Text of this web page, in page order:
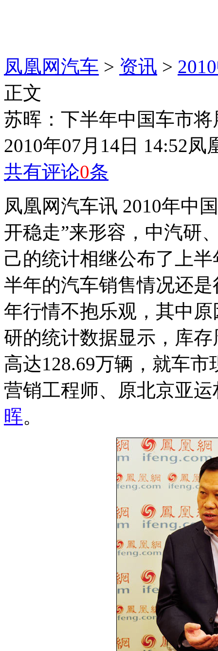
凤凰网汽车 > 资讯 >
正文
苏晖：下半年中国车市
2010年07月14日 14:52凤
共有评论0条
凤凰网汽车讯 2010年中
开稳走”来形容，中汽研
己的统计相继公布了上
半年的汽车销售情况还
年行情不抱乐观，其中
研的统计数据显示，库
高达128.69万辆，就车
营销工程师、原北京亚
晖。